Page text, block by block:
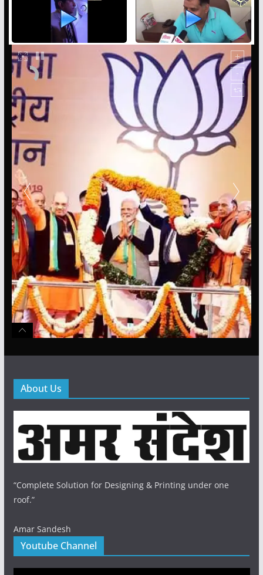
About Us
“Complete Solution for Designing & Printing under one
roof.”
Amar Sandesh
Youtube Channel